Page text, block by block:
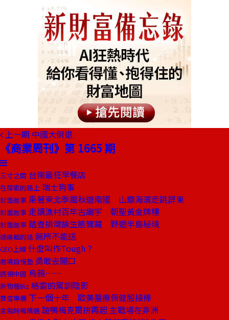
上一期 中國大倒退
《商業周刊》第 1665 期
三寸之間 台南最狂早餐店
在探索的路上 瑞士狗事
封面故事 乘著東北季風秋遊南國 山巔海濱走跳屏東
封面故事 走讀漁村百年古廟宇 朝聖黃金牌樓
封面故事 踏查排灣族生態寶藏 野遊半島秘境
總編輯的話 無所不能送
CEO上線 什麼叫作Tough？
商場自慢塾 勇敢去開口
透視中國 烏鴉……
新物種Biz 格雷的駕訓陰影
費雪專欄 下一個十年 歐美醫療保健股接棒
金融時報精選 跛鴨梅克爾拚再起 主戰場在非洲